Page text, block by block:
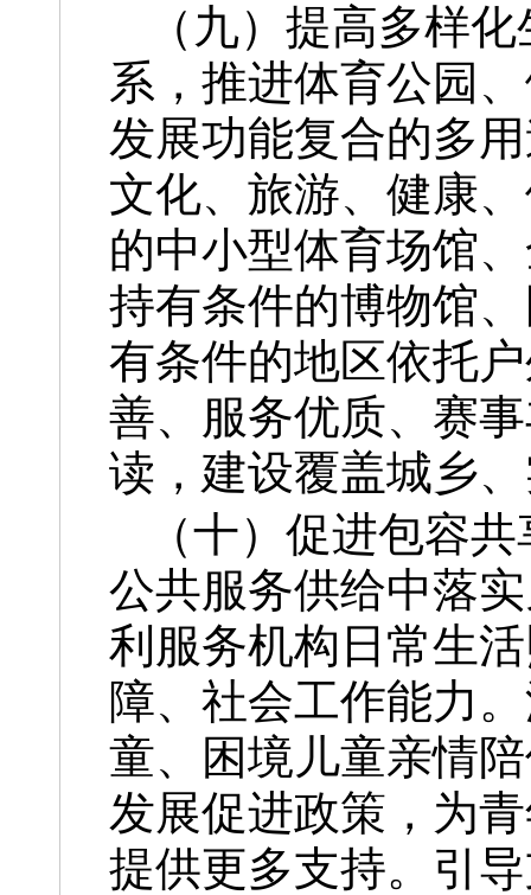
（九）提高多样
系，推进体育公园
发展功能复合的多
文化、旅游、健康
的中小型体育场馆
持有条件的博物馆
有条件的地区依托
善、服务优质、赛
读，建设覆盖城乡
（十）促进包容
公共服务供给中落
利服务机构日常生
障、社会工作能力
童、困境儿童亲情
发展促进政策，为
提供更多支持。引